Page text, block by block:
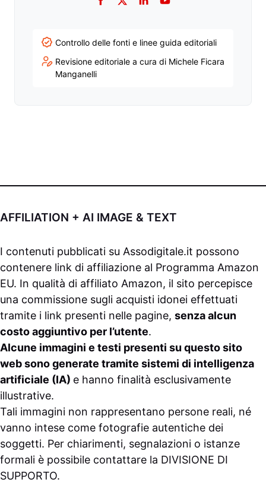
Facebook
TwitterLinkedInYouTube
Controllo delle fonti e linee guida editoriali
Revisione editoriale a cura di Michele Ficara
Manganelli
AFFILIATION + AI IMAGE & TEXT
I contenuti pubblicati su Assodigitale.it possono
contenere link di affiliazione al Programma Amazon
EU. In qualità di affiliato Amazon, il sito percepisce
una commissione sugli acquisti idonei effettuati
tramite i link presenti nelle pagine, senza alcun
costo aggiuntivo per l’utente.
Alcune immagini e testi presenti su questo sito
web sono generate tramite sistemi di intelligenza
artificiale (IA) e hanno finalità esclusivamente
illustrative.
Tali immagini non rappresentano persone reali, né
vanno intese come fotografie autentiche dei
soggetti. Per chiarimenti, segnalazioni o istanze
formali è possibile contattare la DIVISIONE DI
SUPPORTO.